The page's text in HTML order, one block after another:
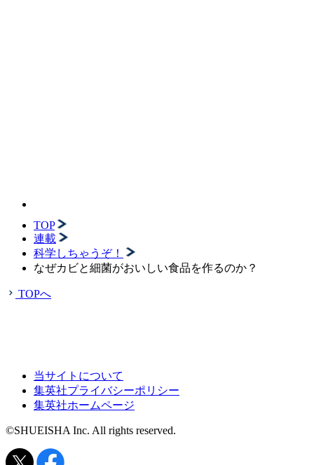
TOP
連載
科学しちゃうぞ！
なぜカビと細菌がおいしい食品を作るのか？
TOPへ
当サイトについて
集英社プライバシーポリシー
集英社ホームページ
©SHUEISHA Inc. All rights reserved.